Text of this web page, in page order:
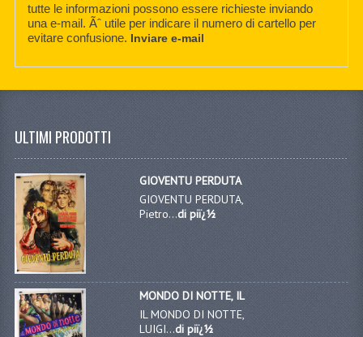
tutte le informazioni possono essere richieste inviando
una e-mail. Ãˆ utile per indicare il numero di cartello per
evitare confusione. Inviare e-mail
ULTIMI PRODOTTI
GIOVENTU PERDUTA
GIOVENTU PERDUTA,
Pietro...di piï¿½
MONDO DI NOTTE, IL
IL MONDO DI NOTTE,
LUIGI...di piï¿½